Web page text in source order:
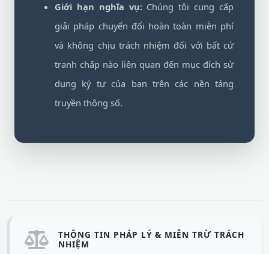
Giới hạn nghĩa vụ:Chúng tôi cung cấp
giải pháp chuyển đổi hoàn toàn miễn phí
và không chịu trách nhiệm đối với bất cứ
tranh chấp nào liên quan đến mục đích sử
dụng ký tự của bạn trên các nền tảng
truyền thông số.
THÔNG TIN PHÁP LÝ & MIỄN TRỪ TRÁCH
NHIỆM